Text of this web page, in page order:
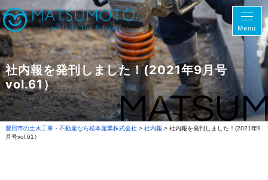
Menu
社内報を発刊しました！(2021年9月号
vol.61）
豊田市の土木工事・不動産なら松本産業株式会社> 社内報 > 社内報を発刊しました！(2021年9
月号vol.61）